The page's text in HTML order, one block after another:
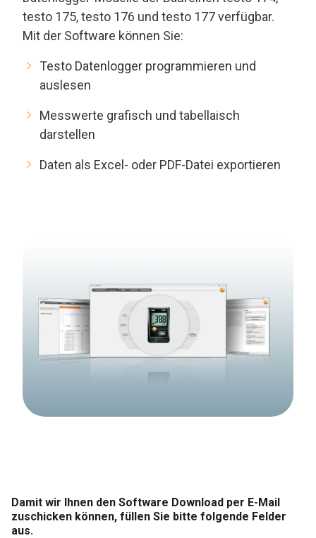
testo 175, testo 176 und testo 177 verfügbar.
Mit der Software können Sie:
Testo Datenlogger programmieren und
auslesen
Messwerte grafisch und tabellaisch
darstellen
Daten als Excel- oder PDF-Datei exportieren
Damit wir Ihnen den Software Download per E-Mail
zuschicken können, füllen Sie bitte folgende Felder
aus.